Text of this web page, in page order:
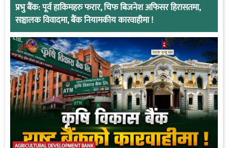
प्रभु बैंक: पूर्व हाकिमहरु फरार, चिफ बिजनेश अफिसर हिरासतमा,
सञ्चालक विवादमा, बैंक नियामकीय कारवाहीमा !
AGRICULTURAL DEVELOPMENT BANK